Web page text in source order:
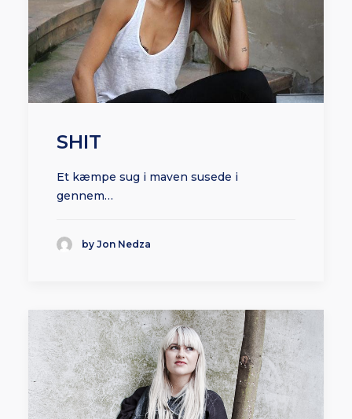
SHIT
Et kæmpe sug i maven susede i
gennem…
by Jon Nedza